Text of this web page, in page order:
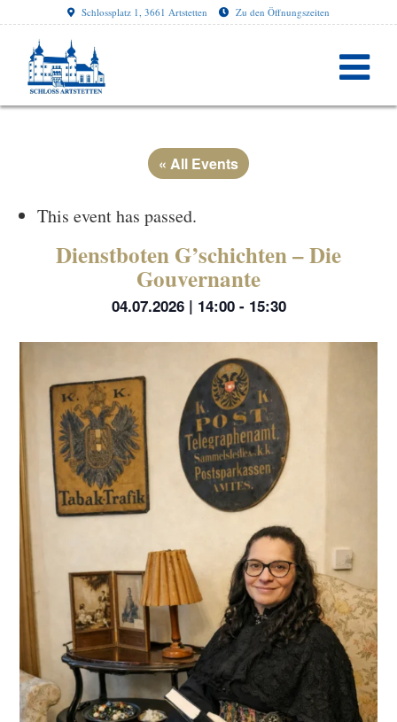
Schlossplatz 1, 3661 Artstetten Zu den Öffnungszeiten
« All Events
This event has passed.
Dienstboten G’schichten – Die
Gouvernante
04.07.2026 | 14:00- 15:30